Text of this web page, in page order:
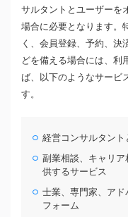
サルタントとユーザーを
場合に必要となります。
く、会員登録、予約、決
どを備える場合には、利
ば、以下のようなサービ
す。
経営コンサルタン
副業相談、キャリ
供するサービス
士業、専門家、ア
フォーム